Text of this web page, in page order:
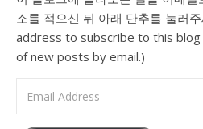
소를 적으신 뒤 아래 단추를 눌러
address to subscribe to this
of new posts by email.)